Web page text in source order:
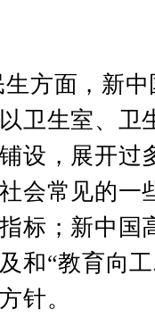
生方面，新
卫生室、
设，展开过
会常见的一
标；新中国
和“教育向
针。